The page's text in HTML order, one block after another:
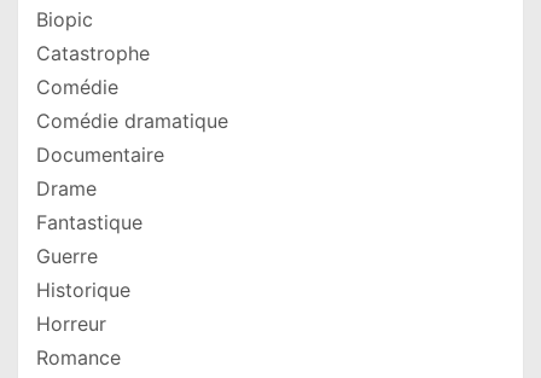
Biopic
Catastrophe
Comédie
Comédie dramatique
Documentaire
Drame
Fantastique
Guerre
Historique
Horreur
Romance